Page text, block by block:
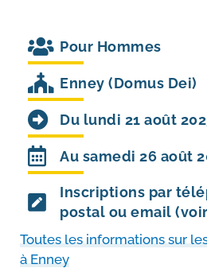
Pour Hommes
Enney (Domus Dei)
Du lundi 21 août
Au samedi 26 août
Inscriptions par
postal ou email
Toutes les infor­ma­tions sur
à Enney